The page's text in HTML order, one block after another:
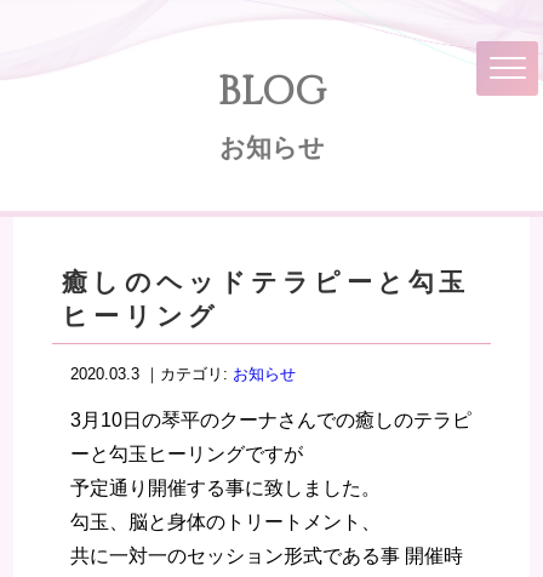
BLOG
お知らせ
癒しのヘッドテラピーと勾玉
ヒーリング
2020.03.3 ｜カテゴリ: お知らせ
3月10日の琴平のクーナさんでの癒しのテラピ
ーと勾玉ヒーリングですが
予定通り開催する事に致しました。
勾玉、脳と身体のトリートメント、
共に一対一のセッション形式である事 開催時